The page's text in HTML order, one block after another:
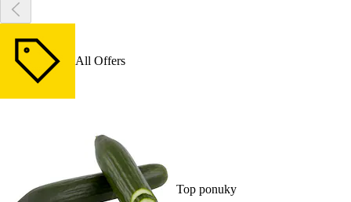
All Offers
Top ponuky